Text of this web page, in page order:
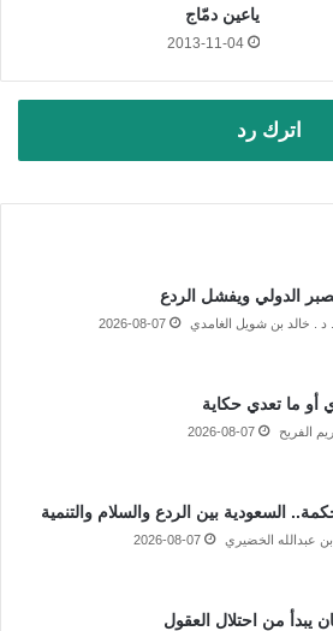
ياعين دمّاج
2013-11-04
اترك رد
الدولي ويفشل الردع
د . خالد بن شويل الغامدي 2026-08-07
أو ما تعدي حكاية
الفريح 2026-08-07
السعودية بين الردع والسلام والتنمية
عبدالله الخضيري 2026-08-07
يبدأ من احتلال العقول